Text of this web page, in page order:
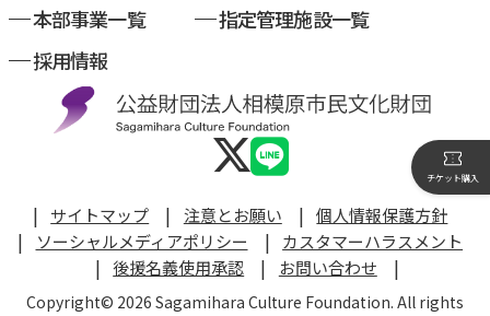
チケット購入
本部事業一覧
指定管理施設一覧
採用情報
サイトマップ 注意とお願い
個人情報保護方針
ソーシャルメディアポリシー
カスタマーハラスメント
後援名義使用承認
お問い合わせ
Copyright© 2026 Sagamihara Culture Foundation. All rights